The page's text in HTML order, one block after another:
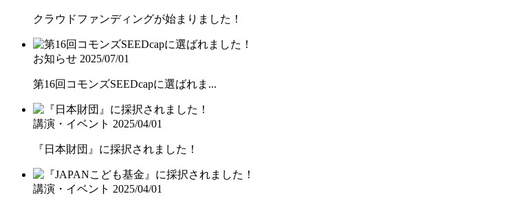
クラウドファンディングが始まりました！
お知らせ 2025/07/01
第16回コモンズSEEDcapに選ばれま...
講演・イベント 2025/04/01
『日本財団』に採択されました！
講演・イベント 2025/04/01